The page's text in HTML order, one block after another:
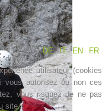
DE
IT EN FR
Certains
du site et
utilisateur (cookies
vous autorisez ou non ces
vous risquez de ne pas
site.